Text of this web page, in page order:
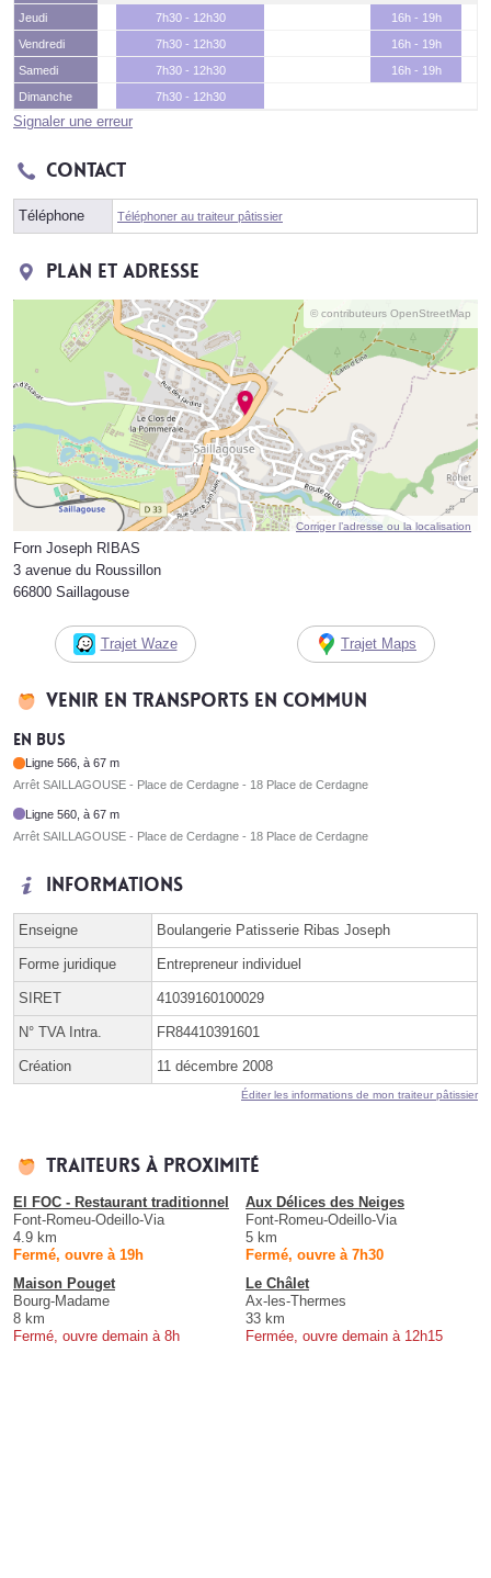
Jeudi
7h30 - 12h30
16h - 19h
Vendredi
7h30 - 12h30
16h - 19h
Samedi
7h30 - 12h30
16h - 19h
Dimanche
7h30 - 12h30
Signaler une erreur
Contact
Téléphone Téléphoner au traiteur pâtissier
Plan et adresse
© contributeurs OpenStreetMap
Corriger l’adresse ou la localisation
Forn Joseph RIBAS
3 avenue du Roussillon
66800 Saillagouse
Trajet Waze Trajet Maps
Venir en transports en commun
En bus
Ligne 566, à 67 m
Arrêt SAILLAGOUSE - Place de Cerdagne - 18 Place de Cerdagne
Ligne 560, à 67 m
Arrêt SAILLAGOUSE - Place de Cerdagne - 18 Place de Cerdagne
Informations
Enseigne Boulangerie Patisserie Ribas Joseph
Forme juridique Entrepreneur individuel
SIRET 41039160100029
N° TVA Intra. FR84410391601
Création 11 décembre 2008
Éditer les informations de mon traiteur pâtissier
Traiteurs à proximité
El FOC - Restaurant traditionnel
Font-Romeu-Odeillo-Via
4.9 km
Fermé, ouvre à 19h
Aux Délices des Neiges
Font-Romeu-Odeillo-Via
5 km
Fermé, ouvre à 7h30
Maison Pouget
Bourg-Madame
8 km
Fermé, ouvre demain à 8h
Le Châlet
Ax-les-Thermes
33 km
Fermée, ouvre demain à 12h15